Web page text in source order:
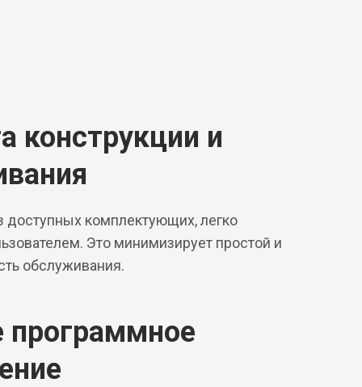
конструкции и
доступных комплектующих, легко
Это минимизирует простой и
обслуживания.
программное